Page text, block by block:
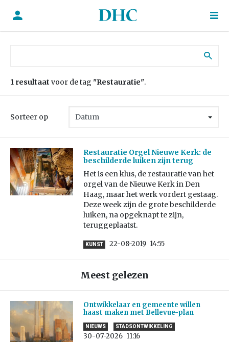
1 resultaat voor de tag "Restauratie".
Sorteer op
Restauratie Orgel Nieuwe Kerk: de
beschilderde luiken zijn terug
Het is een klus, de restauratie van het
orgel van de Nieuwe Kerk in Den
Haag, maar het werk vordert gestaag.
Deze week zijn de grote beschilderde
luiken, na opgeknapt te zijn,
teruggeplaatst.
KUNST 22-08-2019 14:55
Meest gelezen
Ontwikkelaar en gemeente willen
haast maken met Bellevue-plan
NIEUWS STADSONTWIKKELING
30-07-2026 11:16